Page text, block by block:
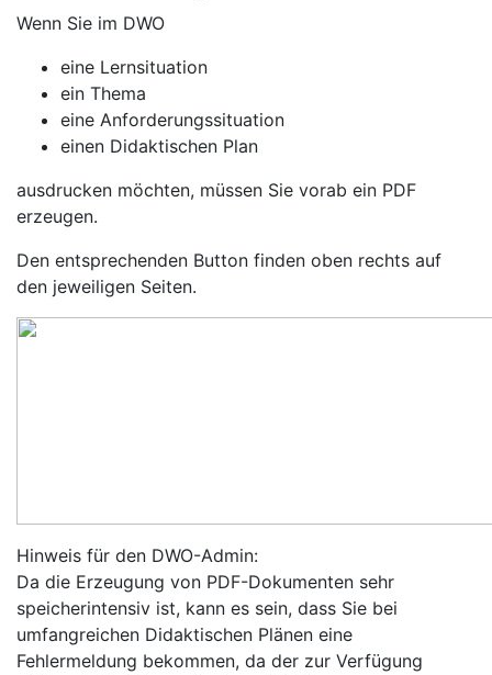
Wenn Sie im DWO
eine Lernsituation
ein Thema
eine Anforderungssituation
einen Didaktischen Plan
ausdrucken möchten, müssen Sie vorab ein PDF
erzeugen.
Den entsprechenden Button finden oben rechts auf
den jeweiligen Seiten.
Hinweis für den DWO-Admin:
Da die Erzeugung von PDF-Dokumenten sehr
speicherintensiv ist, kann es sein, dass Sie bei
umfangreichen Didaktischen Plänen eine
Fehlermeldung bekommen, da der zur Verfügung